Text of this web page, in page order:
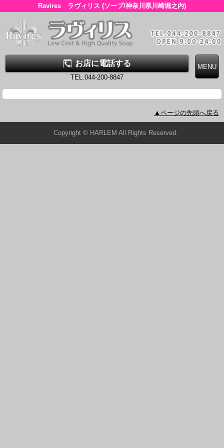
Ravires ラヴィリス (ソープ/神奈川県川崎堀之内)
お店に電話する
TEL.044-200-8847
▲ページの先頭へ戻る
Copyright © HARLEM All Rights Reserved.